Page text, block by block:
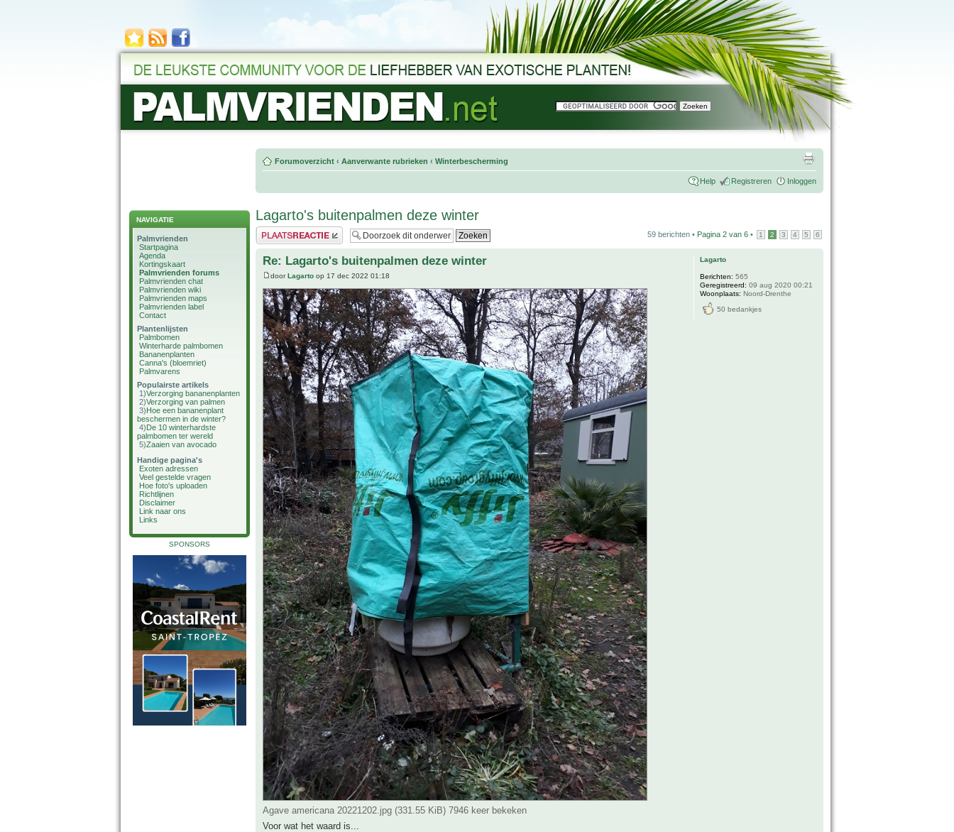
NAVIGATIE
Palmvrienden
Startpagina
Agenda
Kortingskaart
Palmvrienden forums
Palmvrienden chat
Palmvrienden wiki
Palmvrienden maps
Palmvrienden label
Contact
Plantenlijsten
Palmbomen
Winterharde palmbomen
Bananenplanten
Canna's (bloemriet)
Palmvarens
Populairste artikels
1)Verzorging bananenplanten
2)Verzorging van palmen
3)Hoe een bananenplant
beschermen in de winter?
4)De 10 winterhardste
palmbomen ter wereld
5)Zaaien van avocado
Handige pagina's
Exoten adressen
Veel gestelde vragen
Hoe foto's uploaden
Richtlijnen
Disclaimer
Link naar ons
Links
SPONSORS
Forumoverzicht ‹ Aanverwante rubrieken ‹ Winterbescherming
Help Registreren Inloggen
Lagarto's buitenpalmen deze winter
Plaats een reactie 59 berichten • Pagina 2 van 6 • 1 2 3 4 5 6
Re: Lagarto's buitenpalmen deze winter
doorLagarto op 17 dec 2022 01:18
Agave americana 20221202.jpg (331.55 KiB) 7946 keer bekeken
Voor wat het waard is...
Lagarto
Berichten: 565
Geregistreerd: 09 aug 2020 00:21
Woonplaats: Noord-Drenthe
50 bedankjes